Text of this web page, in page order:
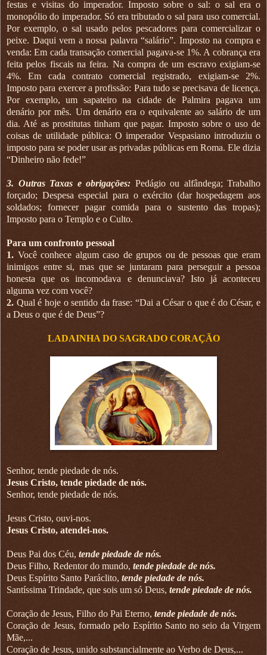
festas e visitas do imperador. Imposto sobre o sal: o sal era o
monopólio do imperador. Só era tributado o sal para uso comercial.
Por exemplo, o sal usado pelos pescadores para comercializar o
peixe. Daqui vem a nossa palavra “salário”. Imposto na compra e
venda: Em cada transação comercial pagava-se 1%. A cobrança era
feita pelos fiscais na feira. Na compra de um escravo exigiam-se
4%. Em cada contrato comercial registrado, exigiam-se 2%.
Imposto para exercer a profissão: Para tudo se precisava de licença.
Por exemplo, um sapateiro na cidade de Palmira pagava um
denário por mês. Um denário era o equivalente ao salário de um
dia. Até as prostitutas tinham que pagar. Imposto sobre o uso de
coisas de utilidade pública: O imperador Vespasiano introduziu o
imposto para se poder usar as privadas públicas em Roma. Ele dizia
“Dinheiro não fede!”
3. Outras Taxas e obrigações: Pedágio ou alfândega; Trabalho
forçado; Despesa especial para o exército (dar hospedagem aos
soldados; fornecer pagar comida para o sustento das tropas);
Imposto para o Templo e o Culto.
Para um confronto pessoal
1. Você conhece algum caso de grupos ou de pessoas que eram
inimigos entre si, mas que se juntaram para perseguir a pessoa
honesta que os incomodava e denunciava? Isto já aconteceu
alguma vez com você?
2. Qual é hoje o sentido da frase: “Dai a César o que é do César, e
a Deus o que é de Deus”?
LADAINHA DO SAGRADO CORAÇÃO
Senhor, tende piedade de nós.
Jesus Cristo, tende piedade de nós.
Senhor, tende piedade de nós.
Jesus Cristo, ouvi-nos.
Jesus Cristo, atendei-nos.
Deus Pai dos Céu, tende piedade de nós.
Deus Filho, Redentor do mundo, tende piedade de nós.
Deus Espírito Santo Paráclito, tende piedade de nós.
Santíssima Trindade, que sois um só Deus, tende piedade de nós.
Coração de Jesus, Filho do Pai Eterno, tende piedade de nós.
Coração de Jesus, formado pelo Espírito Santo no seio da Virgem
Mãe,...
Coração de Jesus, unido substancialmente ao Verbo de Deus,...